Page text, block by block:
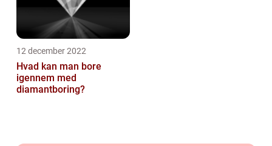
12 december 2022
Hvad kan man bore
igennem med
diamantboring?